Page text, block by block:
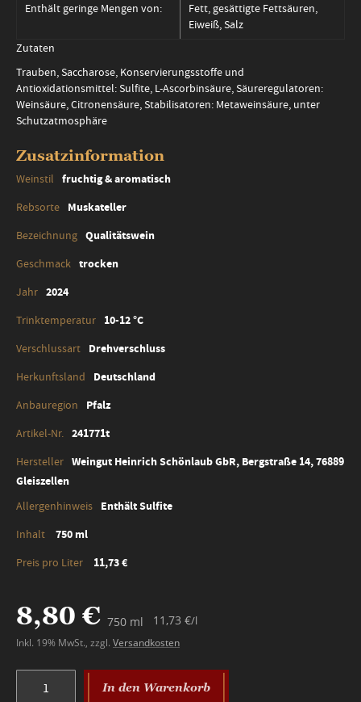
Enthält geringe Mengen von:
Fett, gesättigte Fettsäuren,
Eiweiß, Salz
Zutaten
Trauben, Saccharose, Konservierungsstoffe und
Antioxidationsmittel: Sulfite, L-Ascorbinsäure, Säureregulatoren:
Weinsäure, Citronensäure, Stabilisatoren: Metaweinsäure, unter
Schutzatmosphäre
Zusatzinformation
Zusatzinformationfruchtig & aromatisch
Muskateller
Qualitätswein
trocken
2024
10-12 °C
Drehverschluss
Deutschland
Pfalz
241771t
Weingut Heinrich Schönlaub GbR, Bergstraße 14, 76889
Gleiszellen
Enthält Sulfite
750 ml
11,73 €
8,80 € 750 ml
Inkl. 19% MwSt., zzgl. Versandkosten
11,73 €/l
In den Warenkorb